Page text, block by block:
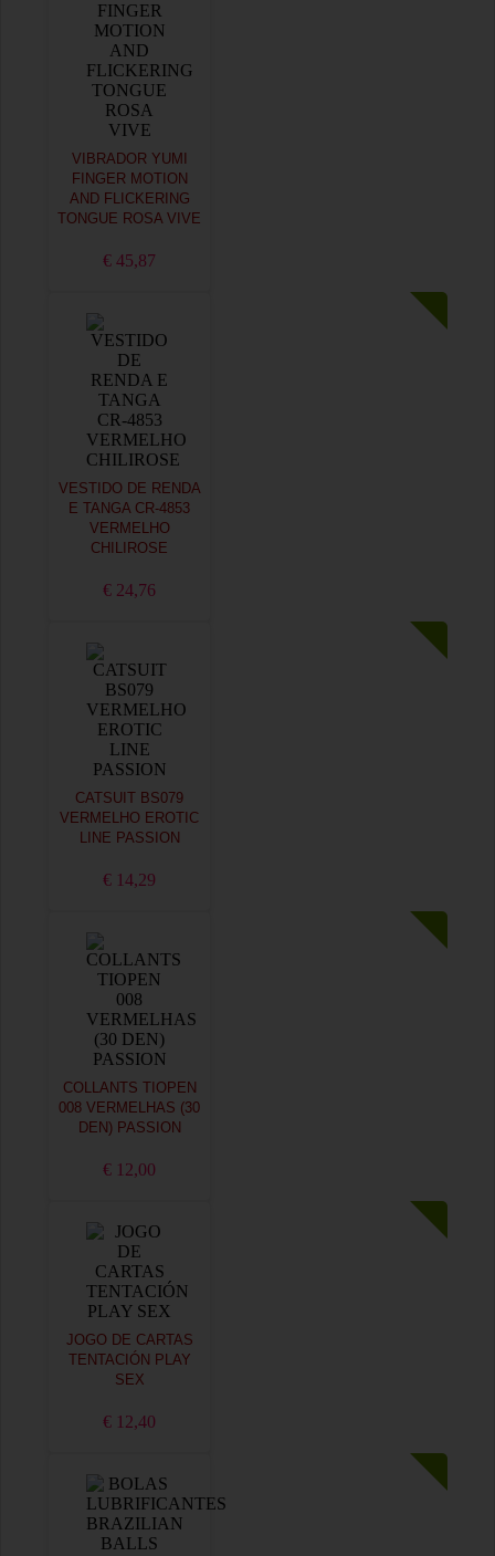
VIBRADOR YUMI
FINGER MOTION
AND FLICKERING
TONGUE ROSA VIVE
€ 45,87
VESTIDO DE RENDA
E TANGA CR-4853
VERMELHO
CHILIROSE
€ 24,76
CATSUIT BS079
VERMELHO EROTIC
LINE PASSION
€ 14,29
COLLANTS TIOPEN
008 VERMELHAS (30
DEN) PASSION
€ 12,00
JOGO DE CARTAS
TENTACIÓN PLAY
SEX
€ 12,40